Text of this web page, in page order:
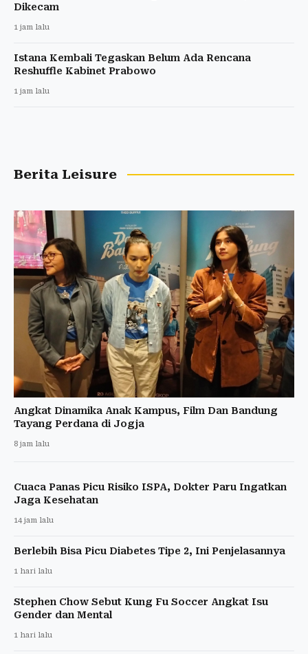
Dikecam
1 jam lalu
Istana Kembali Tegaskan Belum Ada Rencana
Reshuffle Kabinet Prabowo
1 jam lalu
Berita Leisure
Angkat Dinamika Anak Kampus, Film Dan Bandung
Tayang Perdana di Jogja
8 jam lalu
Cuaca Panas Picu Risiko ISPA, Dokter Paru Ingatkan
Jaga Kesehatan
14 jam lalu
Berlebih Bisa Picu Diabetes Tipe 2, Ini Penjelasannya
1 hari lalu
Stephen Chow Sebut Kung Fu Soccer Angkat Isu
Gender dan Mental
1 hari lalu